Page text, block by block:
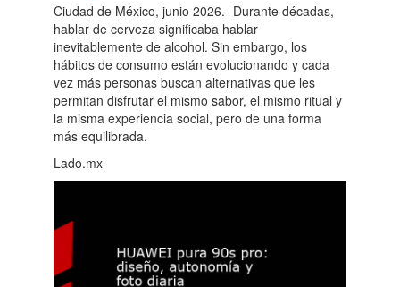
Ciudad de México, junio 2026.- Durante décadas,
hablar de cerveza significaba hablar
inevitablemente de alcohol. Sin embargo, los
hábitos de consumo están evolucionando y cada
vez más personas buscan alternativas que les
permitan disfrutar el mismo sabor, el mismo ritual y
la misma experiencia social, pero de una forma
más equilibrada.
Lado.mx